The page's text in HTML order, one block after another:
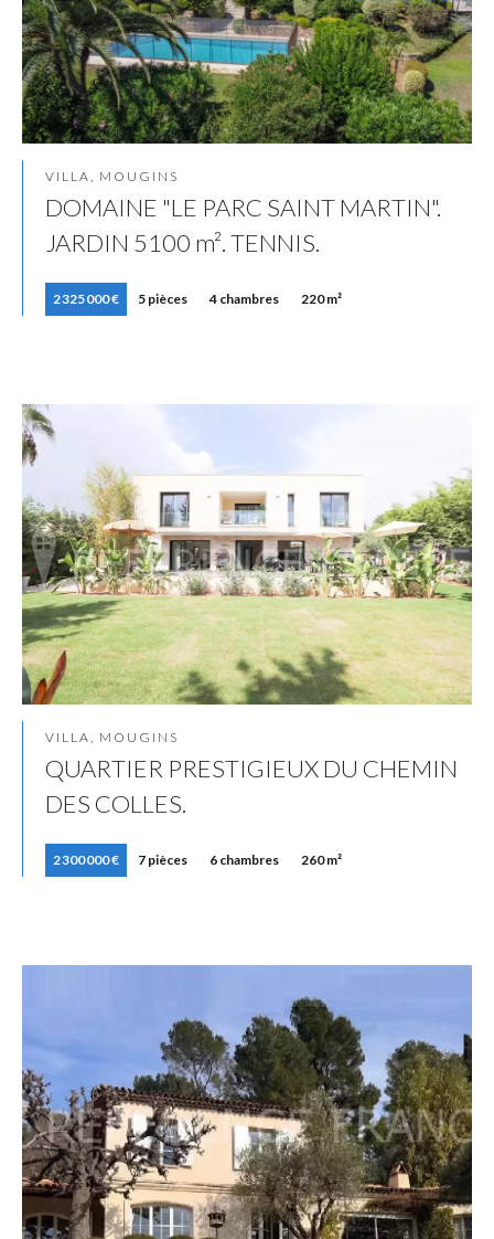
VILLA, MOUGINS
DOMAINE "LE PARC SAINT MARTIN".
JARDIN 5100 m². TENNIS.
2 325 000 € 5 pièces 4 chambres 220 m²
VILLA, MOUGINS
QUARTIER PRESTIGIEUX DU CHEMIN
DES COLLES.
2 300 000 € 7 pièces 6 chambres 260 m²